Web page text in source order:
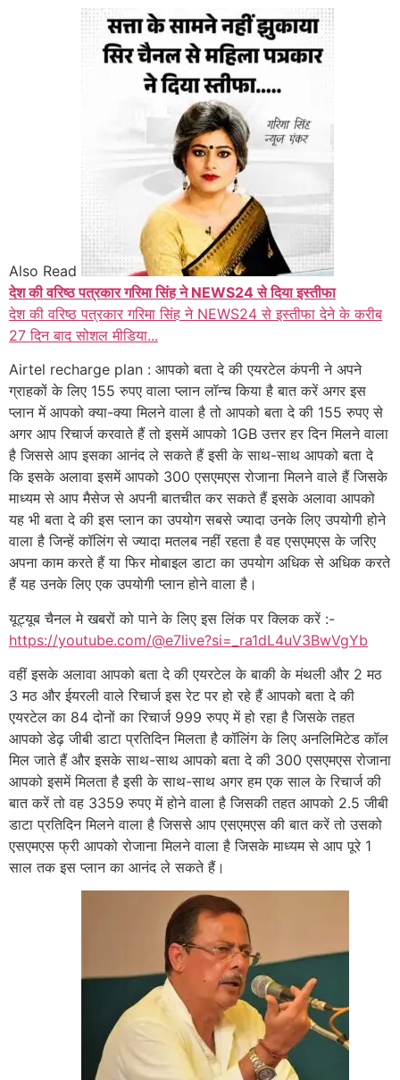
Also Read
देश की वरिष्ठ पत्रकार गरिमा सिंह ने NEWS24 से दिया इस्तीफा
देश की वरिष्ठ पत्रकार गरिमा सिंह ने NEWS24 से इस्तीफा देने के करीब
27 दिन बाद सोशल मीडिया...
Airtel recharge plan : आपको बता दे की एयरटेल कंपनी ने अपने
ग्राहकों के लिए 155 रुपए वाला प्लान लॉन्च किया है बात करें अगर इस
प्लान में आपको क्या-क्या मिलने वाला है तो आपको बता दे की 155 रुपए से
अगर आप रिचार्ज करवाते हैं तो इसमें आपको 1GB उत्तर हर दिन मिलने वाला
है जिससे आप इसका आनंद ले सकते हैं इसी के साथ-साथ आपको बता दे
कि इसके अलावा इसमें आपको 300 एसएमएस रोजाना मिलने वाले हैं जिसके
माध्यम से आप मैसेज से अपनी बातचीत कर सकते हैं इसके अलावा आपको
यह भी बता दे की इस प्लान का उपयोग सबसे ज्यादा उनके लिए उपयोगी होने
वाला है जिन्हें कॉलिंग से ज्यादा मतलब नहीं रहता है वह एसएमएस के जरिए
अपना काम करते हैं या फिर मोबाइल डाटा का उपयोग अधिक से अधिक करते
हैं यह उनके लिए एक उपयोगी प्लान होने वाला है।
यूट्यूब चैनल मे खबरों को पाने के लिए इस लिंक पर क्लिक करें :-
https://youtube.com/@e7live?si=_ra1dL4uV3BwVgYb
वहीं इसके अलावा आपको बता दे की एयरटेल के बाकी के मंथली और 2 मठ
3 मठ और ईयरली वाले रिचार्ज इस रेट पर हो रहे हैं आपको बता दे की
एयरटेल का 84 दोनों का रिचार्ज 999 रुपए में हो रहा है जिसके तहत
आपको डेढ़ जीबी डाटा प्रतिदिन मिलता है कॉलिंग के लिए अनलिमिटेड कॉल
मिल जाते हैं और इसके साथ-साथ आपको बता दे की 300 एसएमएस रोजाना
आपको इसमें मिलता है इसी के साथ-साथ अगर हम एक साल के रिचार्ज की
बात करें तो वह 3359 रुपए में होने वाला है जिसकी तहत आपको 2.5 जीबी
डाटा प्रतिदिन मिलने वाला है जिससे आप एसएमएस की बात करें तो उसको
एसएमएस फ्री आपको रोजाना मिलने वाला है जिसके माध्यम से आप पूरे 1
साल तक इस प्लान का आनंद ले सकते हैं।